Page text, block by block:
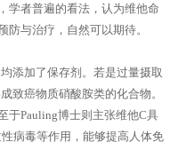
学者普遍的看法，认为维他命
与治疗，自然可以期待。
添加了保存剂。若是过量摄取
致癌物质硝酸胺类的化合物。
于Pauling博士则主张维他C具
病毒等作用，能够提高人体免